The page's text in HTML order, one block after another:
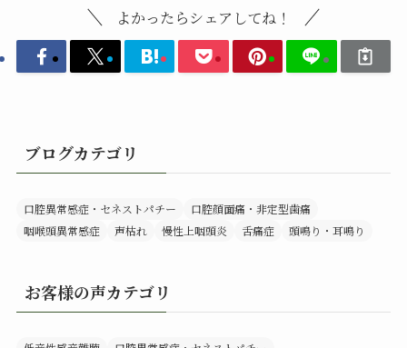
よかったらシェアしてね！
ブログカテゴリ
口腔異常感症・セネストパチー
口腔顔面痛・非定型歯痛
咽喉頭異常感症
声枯れ 慢性上咽頭炎 舌痛症 頭鳴り・耳鳴り
お客様の声カテゴリ